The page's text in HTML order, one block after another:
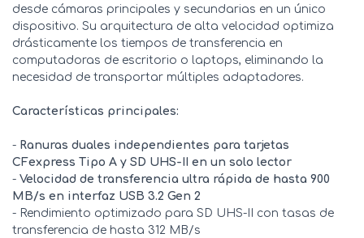
desde cámaras principales y secundarias en un único
dispositivo. Su arquitectura de alta velocidad optimiza
drásticamente los tiempos de transferencia en
computadoras de escritorio o laptops, eliminando la
necesidad de transportar múltiples adaptadores.
Características principales:
- Ranuras duales independientes para tarjetas
CFexpress Tipo A y SD UHS-II en un solo lector
- Velocidad de transferencia ultra rápida de hasta 900
MB/s en interfaz USB 3.2 Gen 2
- Rendimiento optimizado para SD UHS-II con tasas de
transferencia de hasta 312 MB/s